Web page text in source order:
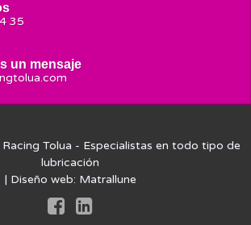
35
un mensaje
Racing Tolua - Especialistas en todo tipo de
lubricación
| Diseño web: Matrallune